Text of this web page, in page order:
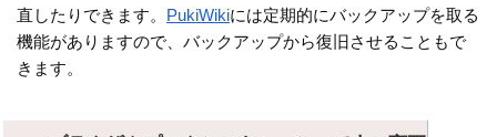
直したりできます。 PukiWikiには定期的にバックアップを取る
機能がありますので、バックアップから復旧させることもで
きます。